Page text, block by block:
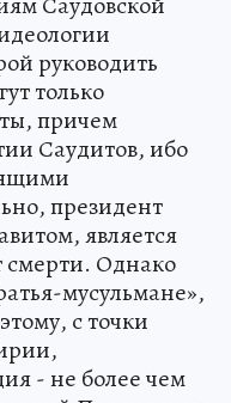
руководить
только
причем
Саудитов, ибо
президент
является
смерти. Однако
мусульмане»,
с точки
- не более чем